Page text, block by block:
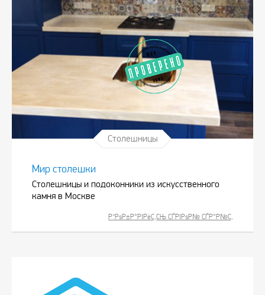
Столешницы
Мир столешки
Столешницы и подоконники из искусственного
камня в Москве
Р”РѕР±Р°РІРёС‚СЊ СЃРІРѕР№ СЃР°Р№С‚